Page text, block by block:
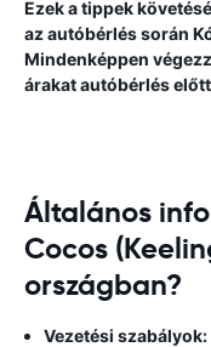
Ezek a tippek
az autóbérlés során
Mindenképpen
árakat autóbérlés
Általános
Cocos
országban?
Vezetési szabályok: